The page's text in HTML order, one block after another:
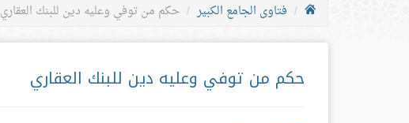
فتاوى الجامع الكبير حكم من توفي وعليه دين للبنك العقاري
حكم من توفي وعليه دين للبنك العقاري